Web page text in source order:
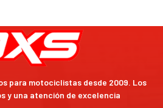
para motociclistas desde 2009. Los
y una atención de excelencia